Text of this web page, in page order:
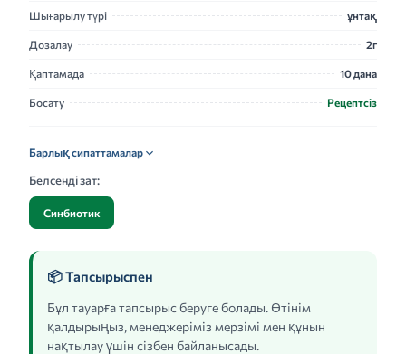
Шығарылу түрі ұнтақ
Дозалау 2г
Қаптамада 10 дана
Босату Рецептсіз
Барлық сипаттамалар
Белсенді зат:
Синбиотик
📦 Тапсырыспен
Бұл тауарға тапсырыс беруге болады. Өтінім
қалдырыңыз, менеджеріміз мерзімі мен құнын
нақтылау үшін сізбен байланысады.